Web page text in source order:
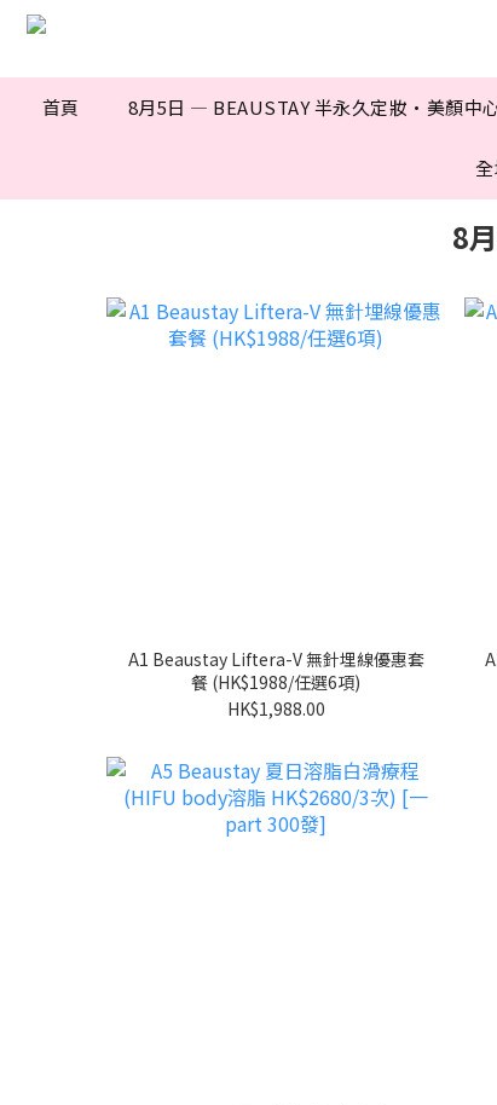
首頁 8月5日 — BEAUSTAY 半永久定妝·美顏中
8
A1 Beaustay Liftera-V 無針埋線優惠套
餐 (HK$1988/任選6項)
HK$1,988.00